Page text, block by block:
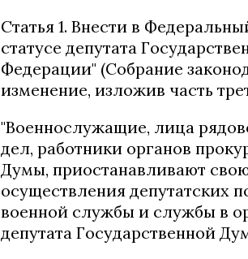
Статья 1. Внести в
статусе депутата
Федерации" (Собрание
изменение, изложив часть
"Военнослужащие, лица
дел, работники органов
Думы, приостанавливают
осуществления депутатских
военной службы и службы в
депутата Государственной